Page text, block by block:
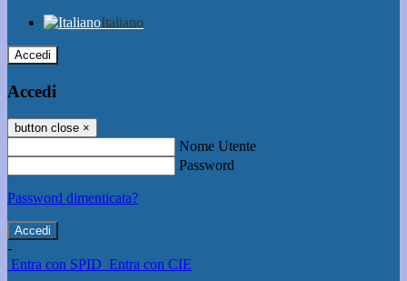
Italiano
Accedi
Accedi
button close ×
Nome Utente
Password
Password dimenticata?
-
Entra con SPID Entra con CIE